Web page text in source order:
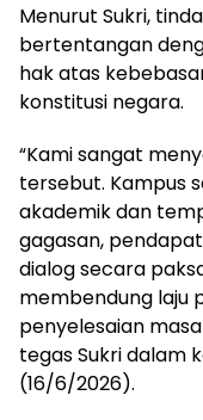
Menurut Sukri,
bertentangan
hak atas
konstitusi negara.
“Kami sangat
tersebut. Kampus
akademik dan
gagasan,
dialog secara
membendung laju
penyelesaian
tegas Sukri dalam
(16/6/2026).